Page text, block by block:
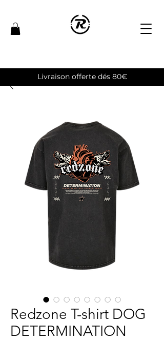
Livraison offerte dés 80€
Redzone T-shirt DOG
DETERMINATION